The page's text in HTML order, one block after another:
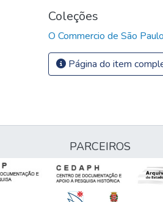
Coleções
O Commercio de São Paulo
Página do item
PARCEIROS